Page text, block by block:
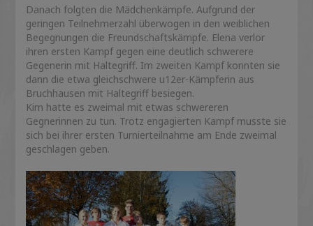
Danach folgten die Mädchenkämpfe. Aufgrund der
geringen Teilnehmerzahl überwogen in den weiblichen
Begegnungen die Freundschaftskämpfe. Elena verlor
ihren ersten Kampf gegen eine deutlich schwerere
Gegenerin mit Haltegriff. Im zweiten Kampf konnten sie
dann die etwa gleichschwere u12er-Kämpferin aus
Bruchhausen mit Haltegriff besiegen.
Kim hatte es zweimal mit etwas schwereren
Gegnerinnen zu tun. Trotz engagierten Kampf musste sie
sich bei ihrer ersten Turnierteilnahme am Ende zweimal
geschlagen geben.